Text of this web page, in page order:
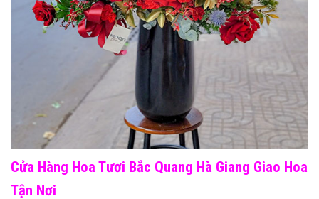
Cửa Hàng Hoa Tươi Bắc Quang Hà Giang Giao Hoa
Tận Nơi